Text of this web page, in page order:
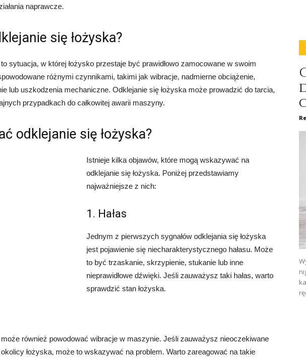
naprawcze.
się łożyska?
sytuacja, w której łożysko przestaje być prawidłowo zamocowane w swoim
różnymi czynnikami, takimi jak wibracje, nadmierne obciążenie,
lub uszkodzenia mechaniczne. Odklejanie się łożyska może prowadzić do tarcia,
przypadkach do całkowitej awarii maszyny.
odklejanie się łożyska?
Istnieje kilka objawów, które mogą wskazywać na
odklejanie się łożyska. Poniżej przedstawiamy
najważniejsze z nich:
1. Hałas
Jednym z pierwszych sygnałów odklejania się łożyska
jest pojawienie się niecharakterystycznego hałasu. Może
to być trzaskanie, skrzypienie, stukanie lub inne
nieprawidłowe dźwięki. Jeśli zauważysz taki hałas, warto
sprawdzić stan łożyska.
może również powodować wibracje w maszynie. Jeśli zauważysz nieoczekiwane
łożyska, może to wskazywać na problem. Warto zareagować na takie